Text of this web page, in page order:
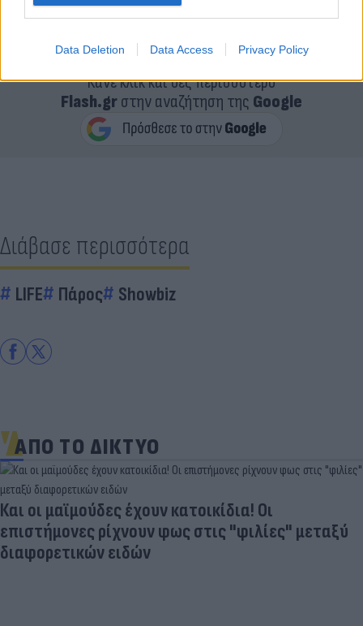
Data Deletion Data Access Privacy Policy
Κάνε κλικ και δες περισσότερο
Flash.grστην αναζήτηση της Google
Διάβασε περισσότερα
LIFE Πάρος Showbiz
ΑΠΟ ΤΟ ΔΙΚΤΥΟ
Και οι μαϊμούδες έχουν κατοικίδια! Οι
επιστήμονες ρίχνουν φως στις "φιλίες" μεταξύ
διαφορετικών ειδών